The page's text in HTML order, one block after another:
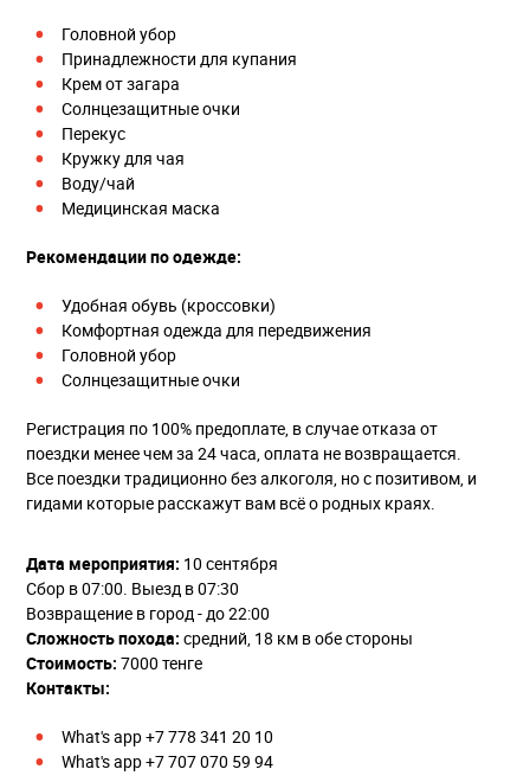
Головной убор
Принадлежности для купания
Крем от загара
Солнцезащитные очки
Перекус
Кружку для чая
Воду/чай
Медицинская маска
Рекомендации по одежде:
Удобная обувь (кроссовки)
Комфортная одежда для передвижения
Головной убор
Солнцезащитные очки
Регистрация по 100% предоплате, в случае отказа от
поездки менее чем за 24 часа, оплата не возвращается.
Все поездки традиционно без алкоголя, но с позитивом, и
гидами которые расскажут вам всё о родных краях.
Дата мероприятия: 10 сентября
Сбор в 07:00. Выезд в 07:30
Возвращение в город - до 22:00
Сложность похода: средний, 18 км в обе стороны
Стоимость: 7000 тенге
Контакты:
What's app +7 778 341 20 10
What's app +7 707 070 59 94